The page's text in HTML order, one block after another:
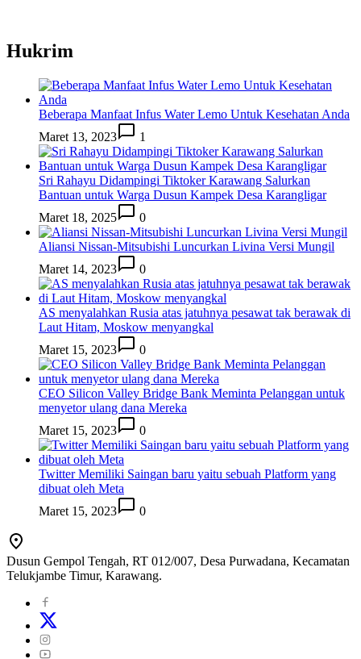
Hukrim
Beberapa Manfaat Infus Water Lemo Untuk Kesehatan Anda
Maret 13, 2023
1
Sri Rahayu Didampingi Tiktoker Karawang Salurkan
Bantuan untuk Warga Dusun Kampek Desa Karangligar
Maret 18, 2025
0
Aliansi Nissan-Mitsubishi Luncurkan Livina Versi Mungil
Maret 14, 2023
0
AS menyalahkan Rusia atas jatuhnya pesawat tak berawak di
Laut Hitam, Moskow menyangkal
Maret 15, 2023
0
CEO Silicon Valley Bridge Bank Meminta Pelanggan untuk
menyetor ulang dana Mereka
Maret 15, 2023
0
Twitter Memiliki Saingan baru yaitu sebuah Platform yang
dibuat oleh Meta
Maret 15, 2023
0
Dusun Gempol Tengah, RT 012/007, Desa Purwadana, Kecamatan
Telukjambe Timur, Karawang.